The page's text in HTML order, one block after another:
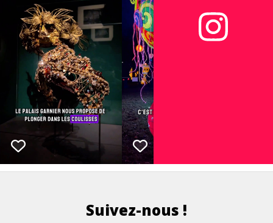
Suivez-nous !